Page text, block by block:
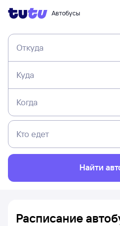
Автобусы
Откуда
Куда
Когда
Кто едет
Найти
Расписание